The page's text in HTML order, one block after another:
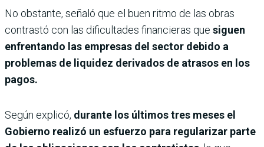
No obstante, señaló que el buen ritmo de las obras
contrastó con las dificultades financieras que siguen
enfrentando las empresas del sector debido a
problemas de liquidez derivados de atrasos en los
pagos.
Según explicó, durante los últimos tres meses el
Gobierno realizó un esfuerzo para regularizar parte